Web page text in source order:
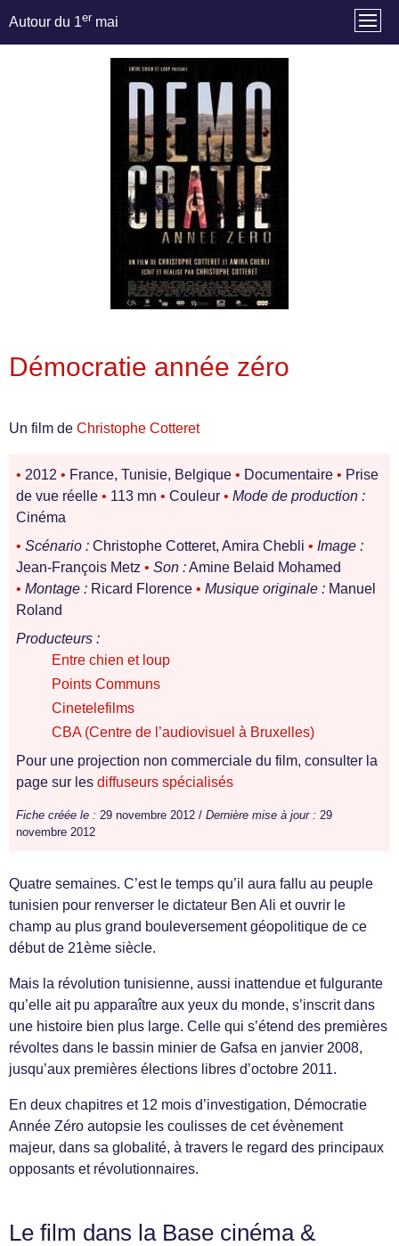
Autour du 1er mai
Démocratie année zéro
Un film de Christophe Cotteret
• 2012 • France, Tunisie, Belgique • Documentaire • Prise
de vue réelle • 113 mn • Couleur • Mode de production :
Cinéma
• Scénario : Christophe Cotteret, Amira Chebli • Image :
Jean-François Metz • Son :Amine Belaid Mohamed
• Montage : Ricard Florence • Musique originale : Manuel
Roland
Producteurs :
Entre chien et loup
Points Communs
Cinetelefilms
CBA (Centre de l’audiovisuel à Bruxelles)
Pour une projection non commerciale du film, consulter la
page sur les diffuseurs spécialisés
Fiche créée le : 29 novembre 2012 / Dernière mise à jour : 29
novembre 2012
Quatre semaines. C’est le temps qu’il aura fallu au peuple
tunisien pour renverser le dictateur Ben Ali et ouvrir le
champ au plus grand bouleversement géopolitique de ce
début de 21ème siècle.
Mais la révolution tunisienne, aussi inattendue et fulgurante
qu’elle ait pu apparaître aux yeux du monde, s’inscrit dans
une histoire bien plus large. Celle qui s’étend des premières
révoltes dans le bassin minier de Gafsa en janvier 2008,
jusqu’aux premières élections libres d’octobre 2011.
En deux chapitres et 12 mois d’investigation, Démocratie
Année Zéro autopsie les coulisses de cet évènement
majeur, dans sa globalité, à travers le regard des principaux
opposants et révolutionnaires.
Le film dans la Base cinéma &